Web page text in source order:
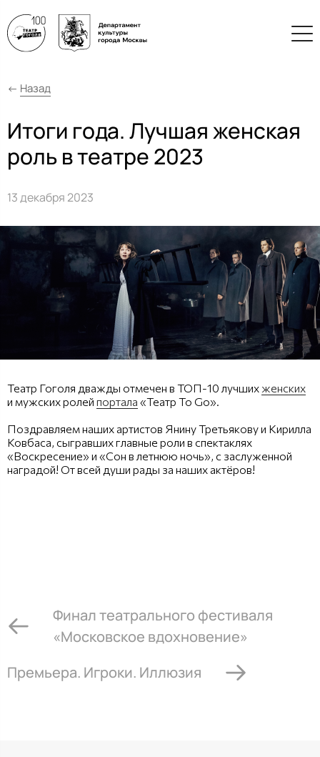
← Назад
Итоги года. Лучшая женская
роль в театре 2023
13 декабря 2023
Театр Гоголя дважды отмечен в ТОП-10 лучших женских
и мужских ролей портала «Театр To Go».
Поздравляем наших артистов Янину Третьякову и Кирилла
Ковбаса, сыгравших главные роли в спектаклях
«Воскресение» и «Сон в летнюю ночь», с заслуженной
наградой! От всей души рады за наших актёров!
Финал театрального фестиваля
«Московское вдохновение»
Премьера. Игроки. Иллюзия